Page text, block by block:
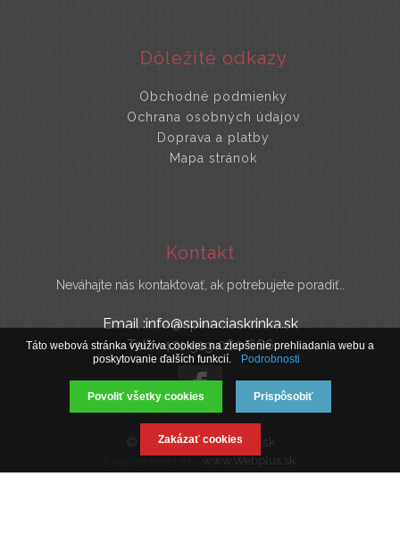
Dôležité odkazy
Obchodné podmienky
Ochrana osobných údajov
Doprava a platby
Mapa stránok
Kontakt
Neváhajte nás kontaktovať, ak potrebujete poradiť..
Email :info@spinaciaskrinka.sk
Tel : +421 919 060 666
© 2019 SpinaciaSkrinka.sk
www.Webplus.sk
Táto webová stránka využíva cookies na zlepšenie prehliadania webu a
poskytovanie ďalších funkcií.
Podrobnosti
Povoliť všetky cookies Prispôsobiť
Zakázať cookies